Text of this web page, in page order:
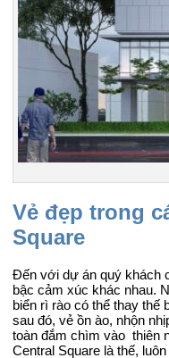
Vẻ đẹp trong
Square
Đến với dự án quý khách
bậc cảm xúc khác nhau.
biển rì rào có thể thay thế
sau đó, vẻ ồn ào, nhộn
toàn đắm chìm vào thiên
Central Square là thế,